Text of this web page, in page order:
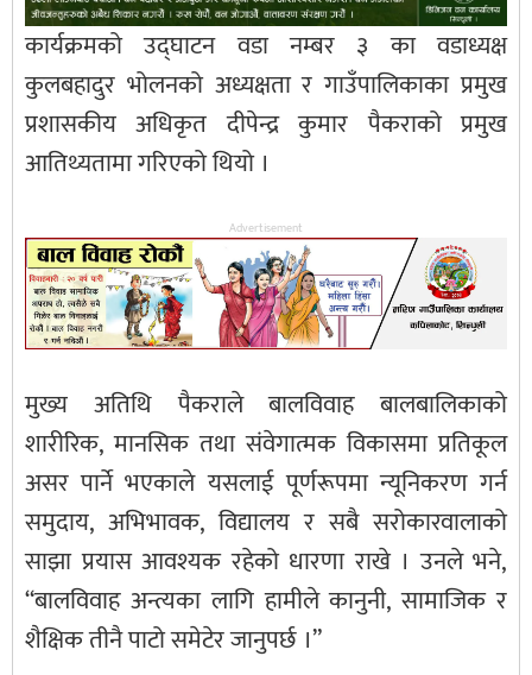
कार्यक्रमको उद्घाटन वडा नम्बर ३ का वडाध्यक्ष
कुलबहादुर भोलनको अध्यक्षता र गाउँपालिकाका प्रमुख
प्रशासकीय अधिकृत दीपेन्द्र कुमार पैकराको प्रमुख
आतिथ्यतामा गरिएको थियो ।
Advertisement
मुख्य अतिथि पैकराले बालविवाह बालबालिकाको
शारीरिक, मानसिक तथा संवेगात्मक विकासमा प्रतिकूल
असर पार्ने भएकाले यसलाई पूर्णरूपमा न्यूनिकरण गर्न
समुदाय, अभिभावक, विद्यालय र सबै सरोकारवालाको
साझा प्रयास आवश्यक रहेको धारणा राखे । उनले भने,
“बालविवाह अन्त्यका लागि हामीले कानुनी, सामाजिक र
शैक्षिक तीनै पाटो समेटेर जानुपर्छ ।”